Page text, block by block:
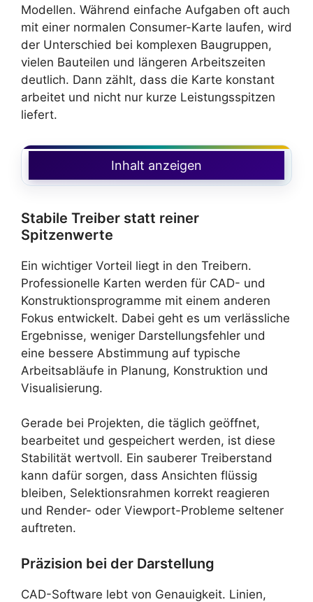
Modellen. Während einfache Aufgaben oft auch
mit einer normalen Consumer-Karte laufen, wird
der Unterschied bei komplexen Baugruppen,
vielen Bauteilen und längeren Arbeitszeiten
deutlich. Dann zählt, dass die Karte konstant
arbeitet und nicht nur kurze Leistungsspitzen
liefert.
Inhalt anzeigen
Stabile Treiber statt reiner
Spitzenwerte
Ein wichtiger Vorteil liegt in den Treibern.
Professionelle Karten werden für CAD- und
Konstruktionsprogramme mit einem anderen
Fokus entwickelt. Dabei geht es um verlässliche
Ergebnisse, weniger Darstellungsfehler und
eine bessere Abstimmung auf typische
Arbeitsabläufe in Planung, Konstruktion und
Visualisierung.
Gerade bei Projekten, die täglich geöffnet,
bearbeitet und gespeichert werden, ist diese
Stabilität wertvoll. Ein sauberer Treiberstand
kann dafür sorgen, dass Ansichten flüssig
bleiben, Selektionsrahmen korrekt reagieren
und Render- oder Viewport-Probleme seltener
auftreten.
Präzision bei der Darstellung
CAD-Software lebt von Genauigkeit. Linien,